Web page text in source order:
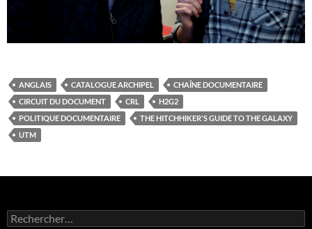
ANGLAIS CATALOGUE ARCHIPEL
CHAÎNE DOCUMENTAIRE
CIRCUIT DU DOCUMENT
CRL
H2G2
POLITIQUE DOCUMENTAIRE
THE HITCHHIKER'S GUIDE TO THE GALAXY
UTM
Rechercher :